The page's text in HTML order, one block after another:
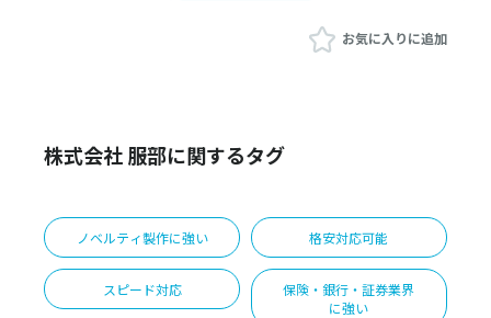
お気に入りに追加
株式会社 服部に関するタグ
ノベルティ製作に強い 格安対応可能
スピード対応
保険・銀行・証券業界
に強い